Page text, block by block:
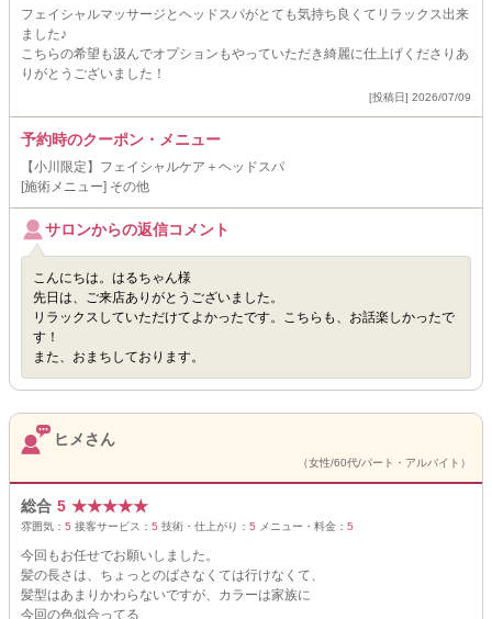
フェイシャルマッサージとヘッドスパがとても気持ち良くてリラックス出来
ました♪
こちらの希望も汲んでオプションもやっていただき綺麗に仕上げくださりあ
りがとうございました！
[投稿日] 2026/07/09
予約時のクーポン・メニュー
【小川限定】フェイシャルケア＋ヘッドスパ
[施術メニュー] その他
サロンからの返信コメント
こんにちは。はるちゃん様
先日は、ご来店ありがとうございました。
リラックスしていただけてよかったです。こちらも、お話楽しかったで
す！
また、おまちしております。
ヒメさん
（女性/60代/パート・アルバイト）
総合 5 ★★★★★
雰囲気： 5 接客サービス： 5 技術・仕上がり： 5 メニュー・料金： 5
今回もお任せでお願いしました。
髪の長さは、ちょっとのばさなくては行けなくて、
髪型はあまりかわらないですが、カラーは家族に
今回の色似合ってる